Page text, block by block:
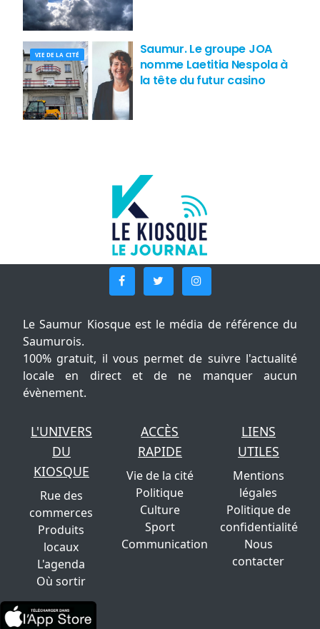
VIE DE LA CITÉ
Saumur. Le groupe JOA
nomme Laetitia Nespola à
la tête du futur casino
Le Saumur Kiosque est le média de référence du
Saumurois.
100% gratuit, il vous permet de suivre l'actualité
locale en direct et de ne manquer aucun
évènement.
L'UNIVERS
DU
KIOSQUE
Rue des
commerces
Produits
locaux
L'agenda
Où sortir
ACCÈS
RAPIDE
Vie de la cité
Politique
Culture
Sport
Communication
LIENS
UTILES
Mentions
légales
Politique de
confidentialité
Nous
contacter